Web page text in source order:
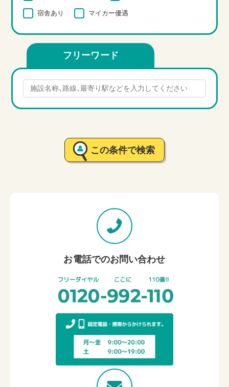
宿舎あり マイカー優遇
フリーワード
この条件で検索
お電話でのお問い合わせ